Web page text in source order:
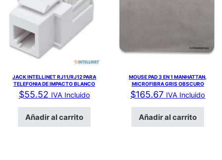
JACK INTELLINET RJ11/RJ12 PARA
TELEFONIA DE IMPACTO BLANCO
$55.52 IVA Incluido
Añadir al carrito
MOUSE PAD 3 EN 1 MANHATTAN,
MICROFIBRA GRIS OBSCURO
$165.67 IVA Incluido
Añadir al carrito